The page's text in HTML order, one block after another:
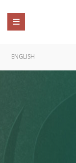
ENGLISH